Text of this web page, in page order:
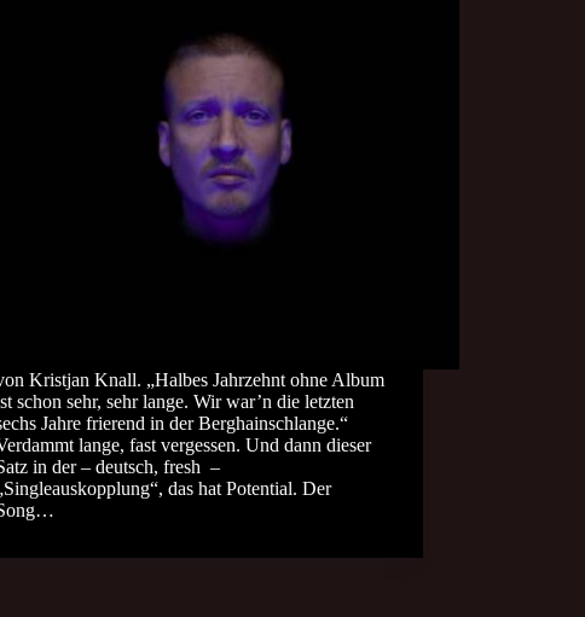
Kristjan Knall. „Halbes Jahrzehnt ohne Album
schon sehr, sehr lange. Wir war’n die letzten
Jahre frierend in der Berghainschlange.“
lange, fast vergessen. Und dann dieser
in der – deutsch, fresh –
das hat Potential. Der